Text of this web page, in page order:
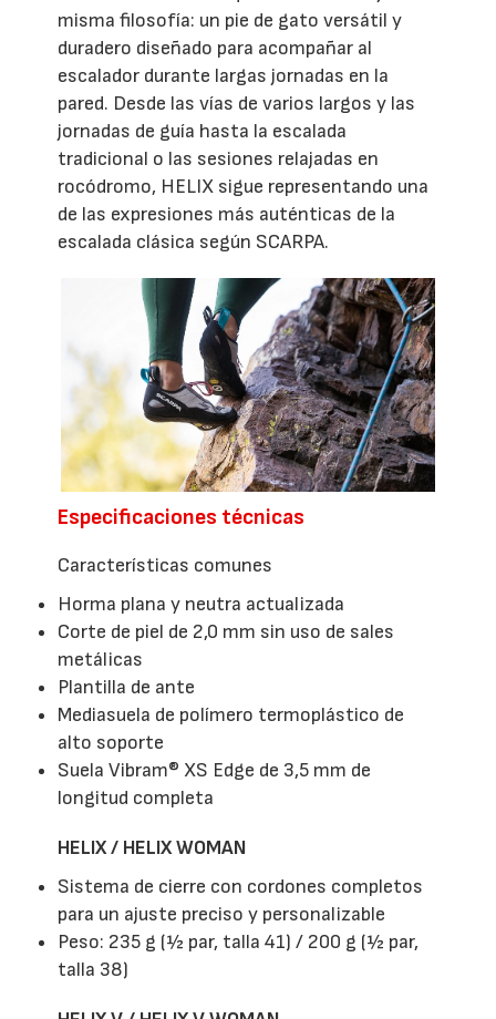
misma filosofía: un pie de gato versátil y
duradero diseñado para acompañar al
escalador durante largas jornadas en la
pared. Desde las vías de varios largos y las
jornadas de guía hasta la escalada
tradicional o las sesiones relajadas en
rocódromo, HELIX sigue representando una
de las expresiones más auténticas de la
escalada clásica según SCARPA.
Especificaciones técnicas
Características comunes
Horma plana y neutra actualizada
Corte de piel de 2,0 mm sin uso de sales
metálicas
Plantilla de ante
Mediasuela de polímero termoplástico de
alto soporte
Suela Vibram® XS Edge de 3,5 mm de
longitud completa
HELIX / HELIX WOMAN
Sistema de cierre con cordones completos
para un ajuste preciso y personalizable
Peso: 235 g (½ par, talla 41) / 200 g (½ par,
talla 38)